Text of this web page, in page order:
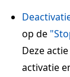
op de
Deze
activatie